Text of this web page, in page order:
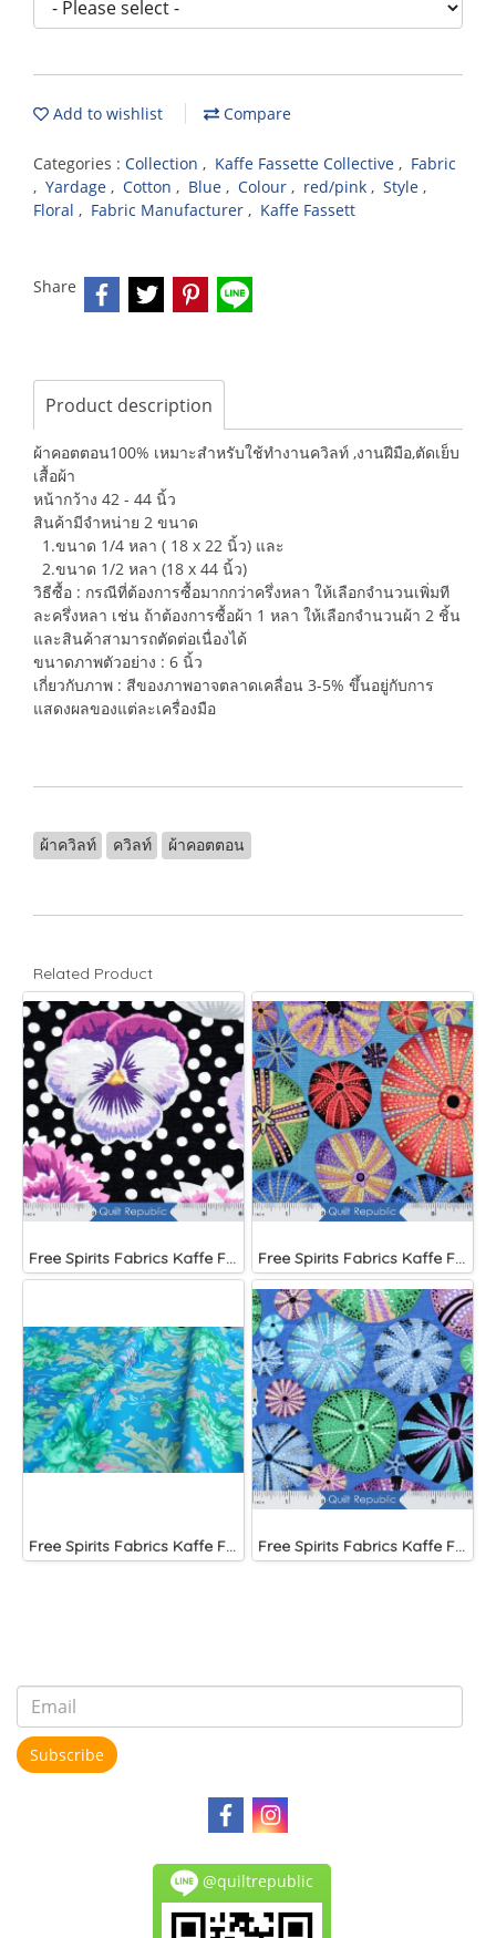
Add to wishlist Compare
Categories : Collection , Kaffe Fassette Collective , Fabric
, Yardage , Cotton , Blue , Colour , red/pink , Style ,
Floral , Fabric Manufacturer , Kaffe Fassett
Share
Product description
ผ้าคอตตอน100% เหมาะสำหรับใช้ทำงานควิลท์ ,งานฝีมือ,ตัดเย็บ
เสื้อผ้า
หน้ากว้าง 42 - 44 นิ้ว
สินค้ามีจำหน่าย 2 ขนาด
1.ขนาด 1/4 หลา ( 18 x 22 นิ้ว) และ
2.ขนาด 1/2 หลา (18 x 44 นิ้ว)
วิธีซื้อ : กรณีที่ต้องการซื้อมากกว่าครึ่งหลา ให้เลือกจำนวนเพิ่มที
ละครึ่งหลา เช่น ถ้าต้องการซื้อผ้า 1 หลา ให้เลือกจำนวนผ้า 2 ชิ้น
และสินค้าสามารถตัดต่อเนื่องได้
ขนาดภาพตัวอย่าง : 6 นิ้ว
เกี่ยวกับภาพ : สีของภาพอาจตลาดเคลื่อน 3-5% ขึ้นอยู่กับการ
แสดงผลของแต่ละเครื่องมือ
ผ้าควิลท์ ควิลท์ ผ้าคอตตอน
Related Product
Free Spirits Fabrics Kaffe Fassette Collective Blooms Black Free Spirits Fabrics Kaffe Fassette Collective Urchin Dark
Free Spirits Fabrics Kaffe Fassette Collective Papaver Green Free Spirits Fabrics Kaffe Fassette Collective Urchin Blue
Subscribe
@quiltrepublic